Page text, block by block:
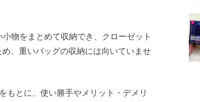
物をまとめて収納でき、クローゼット
、重いバッグの収納には向いていませ
もとに、使い勝手やメリット・デメリ